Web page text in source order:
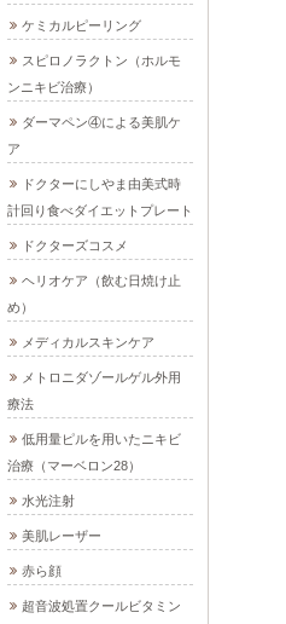
ケミカルピーリング
スピロノラクトン（ホルモ
ンニキビ治療）
ダーマペン④による美肌ケ
ア
ドクターにしやま由美式時
計回り食べダイエットプレート
ドクターズコスメ
ヘリオケア（飲む日焼け止
め）
メディカルスキンケア
メトロニダゾールゲル外用
療法
低用量ピルを用いたニキビ
治療（マーベロン28）
水光注射
美肌レーザー
赤ら顔
超音波処置クールビタミン